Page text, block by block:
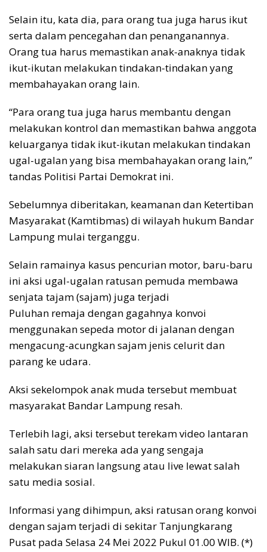
Selain itu, kata dia, para orang tua juga harus ikut
serta dalam pencegahan dan penanganannya.
Orang tua harus memastikan anak-anaknya tidak
ikut-ikutan melakukan tindakan-tindakan yang
membahayakan orang lain.
“Para orang tua juga harus membantu dengan
melakukan kontrol dan memastikan bahwa anggota
keluarganya tidak ikut-ikutan melakukan tindakan
ugal-ugalan yang bisa membahayakan orang lain,”
tandas Politisi Partai Demokrat ini.
Sebelumnya diberitakan, keamanan dan Ketertiban
Masyarakat (Kamtibmas) di wilayah hukum Bandar
Lampung mulai terganggu.
Selain ramainya kasus pencurian motor, baru-baru
ini aksi ugal-ugalan ratusan pemuda membawa
senjata tajam (sajam) juga terjadi
Puluhan remaja dengan gagahnya konvoi
menggunakan sepeda motor di jalanan dengan
mengacung-acungkan sajam jenis celurit dan
parang ke udara.
Aksi sekelompok anak muda tersebut membuat
masyarakat Bandar Lampung resah.
Terlebih lagi, aksi tersebut terekam video lantaran
salah satu dari mereka ada yang sengaja
melakukan siaran langsung atau live lewat salah
satu media sosial.
Informasi yang dihimpun, aksi ratusan orang konvoi
dengan sajam terjadi di sekitar Tanjungkarang
Pusat pada Selasa 24 Mei 2022 Pukul 01.00 WIB. (*)